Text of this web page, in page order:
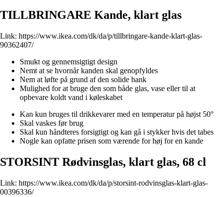
TILLBRINGARE Kande, klart glas
Link: https://www.ikea.com/dk/da/p/tillbringare-kande-klart-glas-
90362407/
Smukt og gennemsigtigt design
Nemt at se hvornår kanden skal genopfyldes
Nem at løfte på grund af den solide hank
Mulighed for at bruge den som både glas, vase eller til at
opbevare koldt vand i køleskabet
Kan kun bruges til drikkevarer med en temperatur på højst 50°
Skal vaskes før brug
Skal kun håndteres forsigtigt og kan gå i stykker hvis det tabes
Nogle kan opfatte prisen som værende for høj for en kande
STORSINT Rødvinsglas, klart glas, 68 cl
Link: https://www.ikea.com/dk/da/p/storsint-rodvinsglas-klart-glas-
00396336/